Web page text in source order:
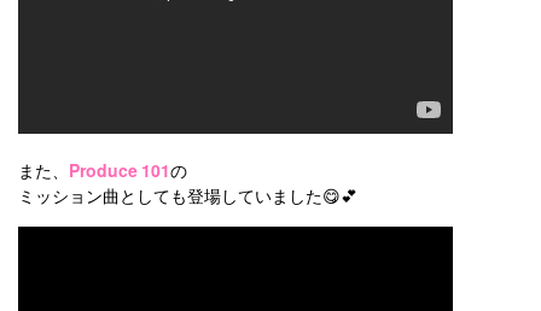
また、 Produce 101の
ミッション曲としても登場していました😋💕